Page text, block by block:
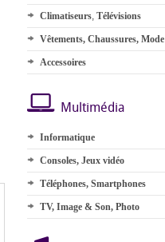
Climatiseurs, Télévisions
Vêtements, Chaussures, Mode
Accessoires
Multimédia
Informatique
Consoles, Jeux vidéo
Téléphones, Smartphones
TV, Image & Son, Photo